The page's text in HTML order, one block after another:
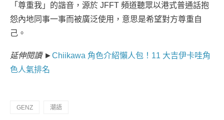
「尊重我」的諧音，源於 JFFT 頻道聽眾以港式普通話抱
怨內地同事一事而被廣泛使用，意思是希望對方尊重自
己。
延伸閱讀 ►Chiikawa 角色介紹懶人包！11 大吉伊卡哇角
色人氣排名
GENZ 潮語